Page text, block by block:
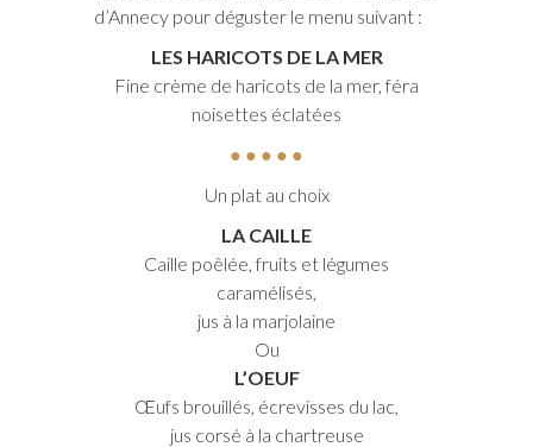
d’Annecy pour déguster le menu suivant :
LES HARICOTS DE LA MER
Fine crème de haricots de la mer, féra
noisettes éclatées
● ● ● ● ●
Un plat au choix
LA CAILLE
Caille poêlée, fruits et légumes
caramélisés,
jus à la marjolaine
Ou
L’OEUF
Œufs brouillés, écrevisses du lac,
jus corsé à la chartreuse